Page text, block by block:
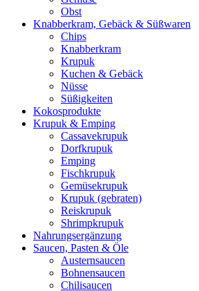
Obst
Knabberkram, Gebäck & Süßwaren
Chips
Knabberkram
Krupuk
Kuchen & Gebäck
Nüsse
Süßigkeiten
Kokosprodukte
Krupuk & Emping
Cassavekrupuk
Dorfkrupuk
Emping
Fischkrupuk
Gemüsekrupuk
Krupuk (gebraten)
Reiskrupuk
Shrimpkrupuk
Nahrungsergänzung
Saucen, Pasten & Öle
Austernsaucen
Bohnensaucen
Chilisaucen